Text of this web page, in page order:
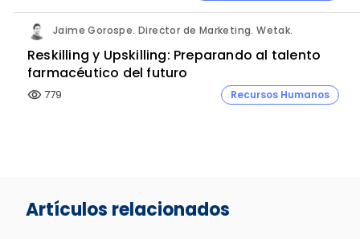
Jaime Gorospe. Director de Marketing. Wetak.
Reskilling y Upskilling: Preparando al talento
farmacéutico del futuro
visibility 779 Recursos Humanos
Artículos relacionados